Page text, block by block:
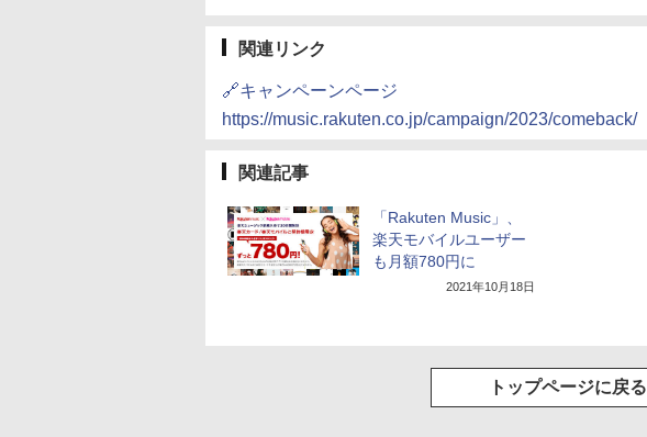
関連リンク
🔗キャンペーンページ
https://music.rakuten.co.jp/campaign/2023/comeback/
関連記事
「Rakuten Music」、
楽天モバイルユーザー
も月額780円に
2021年10月18日
トップページに戻る